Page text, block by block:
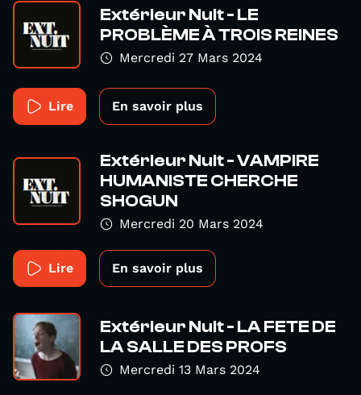
Extérieur Nuit - LE
PROBLÈME À TROIS REINES
Mercredi 27 Mars 2024
Lire En savoir plus
Extérieur Nuit - VAMPIRE
HUMANISTE CHERCHE
SHOGUN
Mercredi 20 Mars 2024
Lire En savoir plus
Extérieur Nuit - LA FETE DE
LA SALLE DES PROFS
Mercredi 13 Mars 2024